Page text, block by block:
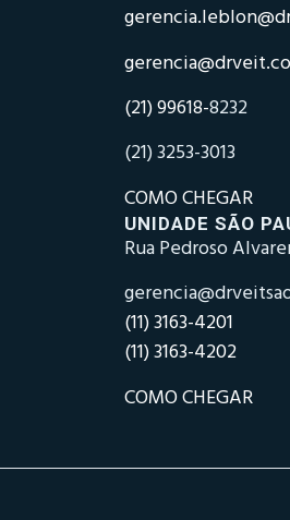
(21) 99618-8232
(21) 3253-3013
COMO CHEGAR
UNIDADE SÃO
Rua Pedroso
(11) 3163-4201
(11) 3163-4202
COMO CHEGAR